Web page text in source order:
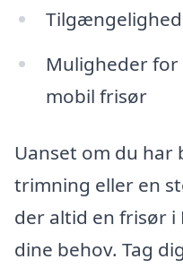
Muligheder
mobil frisør
Uanset om du
trimning eller en
der altid en frisør i
dine behov. Tag